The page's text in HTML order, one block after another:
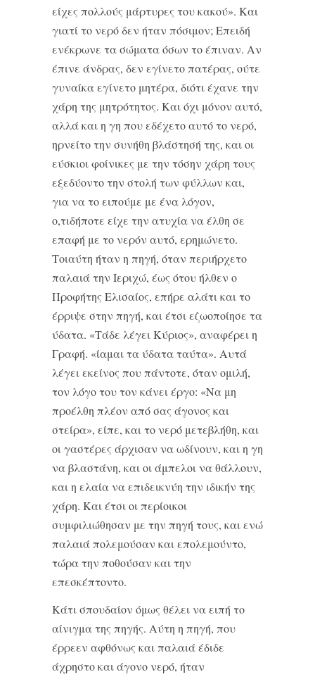
είχες πολλούς μάρτυρες του κακού». Και
γιατί το νερό δεν ήταν πόσιμον; Επειδή
ενέκρωνε τα σώματα όσων το έπιναν. Αν
έπινε άνδρας, δεν εγίνετο πατέρας, ούτε
γυναίκα εγίνετο μητέρα, διότι έχανε την
χάρη της μητρότητος. Και όχι μόνον αυτό,
αλλά και η γη που εδέχετο αυτό το νερό,
ηρνείτο την συνήθη βλάστησή της, και οι
εύσκιοι φοίνικες με την τόσην χάρη τους
εξεδύοντο την στολή των φύλλων και,
για να το ειπούμε με ένα λόγον,
ο,τιδήποτε είχε την ατυχία να έλθη σε
επαφή με το νερόν αυτό, ερημώνετο.
Τοιαύτη ήταν η πηγή, όταν περιήρχετο
παλαιά την Ιεριχώ, έως ότου ήλθεν ο
Προφήτης Ελισαίος, επήρε αλάτι και το
έρριψε στην πηγή, και έτσι εζωοποίησε τα
ύδατα. «Τάδε λέγει Κύριος», αναφέρει η
Γραφή. «ίαμαι τα ύδατα ταύτα». Αυτά
λέγει εκείνος που πάντοτε, όταν ομιλή,
τον λόγο του τον κάνει έργο: «Να μη
προέλθη πλέον από σας άγονος και
στείρα», είπε, και το νερό μετεβλήθη, και
οι γαστέρες άρχισαν να ωδίνουν, και η γη
να βλαστάνη, και οι άμπελοι να θάλλουν,
και η ελαία να επιδεικνύη την ιδικήν της
χάρη. Και έτσι οι περίοικοι
συμφιλιώθησαν με την πηγή τους, και ενώ
παλαιά πολεμούσαν και επολεμούντο,
τώρα την ποθούσαν και την
επεσκέπτοντο.
Κάτι σπουδαίον όμως θέλει να ειπή το
αίνιγμα της πηγής. Αύτη η πηγή, που
έρρεεν αφθόνως και παλαιά έδιδε
άχρηστο και άγονο νερό, ήταν